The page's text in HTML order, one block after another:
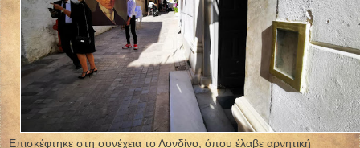
Επισκέφτηκε στη συνέχεια το Λονδίνο, όπου έλαβε αρνητική